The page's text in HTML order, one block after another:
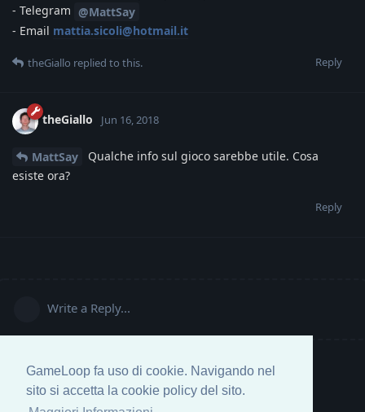
GameLoop fa uso di cookie. Navigando nel
sito si accetta la cookie policy del sito.
- Telegram @MattSay
- Email mattia.sicoli@hotmail.it
Reply
theGiallo replied to this.
theGiallo Jun 16, 2018
MattSay
Qualche info sul gioco sarebbe utile. Cosa
esiste ora?
Reply
Write a Reply...